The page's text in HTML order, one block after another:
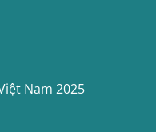
Nam 2025